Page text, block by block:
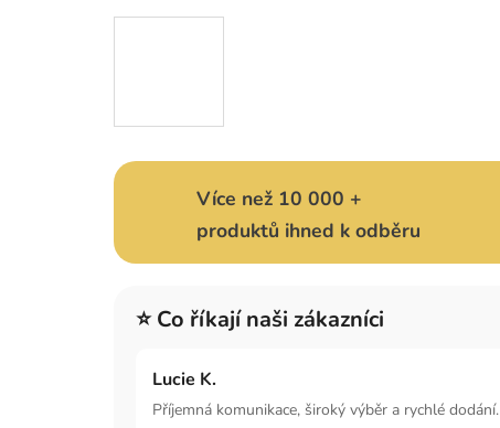
Více než 10 000 +
produktů ihned k odběru
⭐ Co říkají naši zákazníci
Lucie K.
Příjemná komunikace, široký výběr a rychlé dodání.